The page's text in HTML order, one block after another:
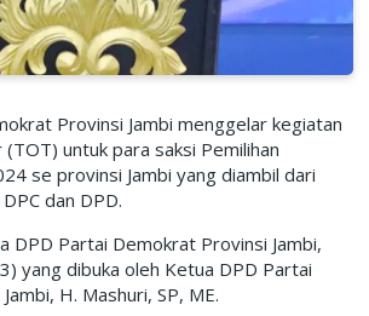
Provinsi Jambi menggelar kegiatan
untuk para saksi Pemilihan
se provinsi Jambi yang diambil dari
dan DPD.
DPD Partai Demokrat Provinsi Jambi,
yang dibuka oleh Ketua DPD Partai
H. Mashuri, SP, ME.